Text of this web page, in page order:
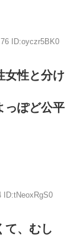
ID:oyczr5BK0
女性と分け
っぽど公平
ID:tNeoxRgS0
て、むし